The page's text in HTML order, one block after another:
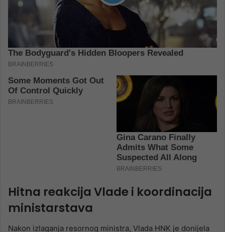
Hitna reakcija Vlade i koordinacija
ministarstava
Nakon izlaganja resornog ministra, Vlada HNK je donijela